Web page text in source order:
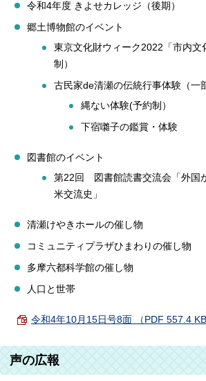
令和4年度 きよせカレッジ（後期）
郷土博物館のイベント
東京文化財ウィーク2022「市内文
制）
古民家de清瀬の伝統行事体験（一
縄ない体験(予約制）
下宿囃子の鑑賞・体験
図書館のイベント
第22回 図書館読書交流会「外国
米交流史」
清瀬けやきホールの催し物
コミュニティプラザひまわりの催し物
多摩六都科学館の催し物
人口と世帯
令和4年10月15日号8面 （PDF 557.4 KB
声の広報